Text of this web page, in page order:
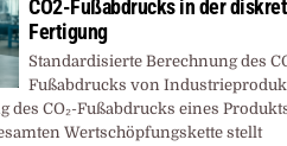
CO2-Fußabdrucks in der
Fertigung
Standardisierte Berechnung des
Fußabdrucks von
des CO₂-Fußabdrucks eines
Wertschöpfungskette stellt